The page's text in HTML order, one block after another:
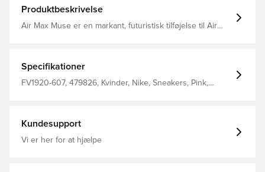
Produktbeskrivelse
Air Max Muse er en markant, futuristisk tilføjelse til Air
Specifikationer
FV1920-607, 479826, Kvinder, Nike, Sneakers, Pink,
Kundesupport
Vi er her for at hjælpe